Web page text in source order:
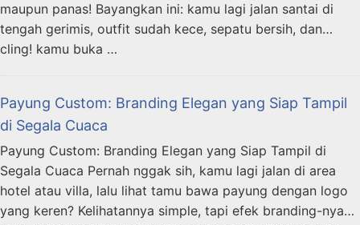
maupun panas! Bayangkan ini: kamu lagi jalan santai di
tengah gerimis, outfit sudah kece, sepatu bersih, dan…
cling! kamu buka …
Payung Custom: Branding Elegan yang Siap Tampil
di Segala Cuaca
Payung Custom: Branding Elegan yang Siap Tampil di
Segala Cuaca Pernah nggak sih, kamu lagi jalan di area
hotel atau villa, lalu lihat tamu bawa payung dengan logo
yang keren? Kelihatannya simple, tapi efek branding-nya…